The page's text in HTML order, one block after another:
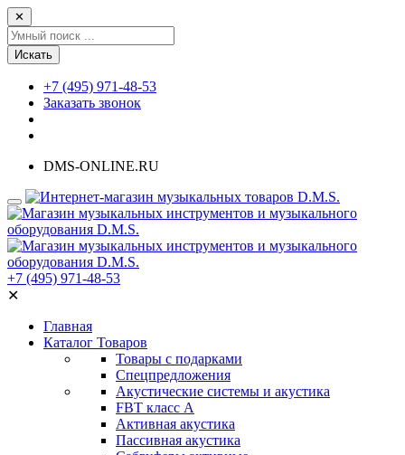
✕
Искать
+7 (495) 971-48-53
Заказать звонок
DMS-ONLINE.RU
+7 (495) 971-48-53
✕
Главная
Каталог Товаров
Товары с подарками
Спецпредложения
Акустические системы и акустика
FBT класс А
Активная акустика
Пассивная акустика